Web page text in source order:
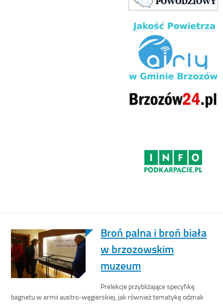
Broń palna i broń biała
w brzozowskim
muzeum
Prelekcje przybliżające specyfikę
bagnetu w armii austro-węgierskiej, jak również tematykę odznak